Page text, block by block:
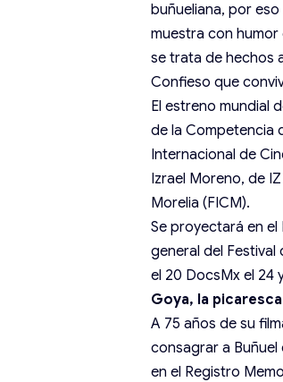
buñueliana, por
muestra con
se trata de hechos
Confieso que
El estreno mundial
de la Competencia
Internacional de
Izrael Moreno, de
Morelia (FICM).
Se proyectará en el
general del
el 20 DocsMx el 24
Goya, la
A 75 años de su
consagrar a Buñuel
en el Registro